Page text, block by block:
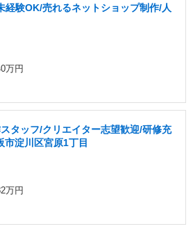
経験OK/売れるネットショップ制作/人
万円
スタッフ/クリエイター志望歓迎/研修充
市淀川区宮原1丁目
万円